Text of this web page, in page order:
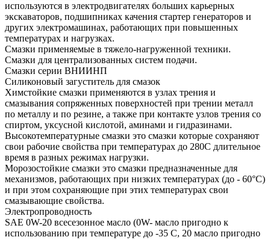
используются в электродвигателях больших карьерных
экскаваторов, подшипниках качения стартер генераторов и
других электромашинах, работающих при повышенных
температурах и нагрузках.
Смазки применяемые в тяжело-нагруженной техники.
Смазки для централизованных систем подачи.
Смазки серии ВНИИНП
Силиконовый загуститель для смазок
Химстойкие смазки применяются в узлах трения и
смазывания сопряженных поверхностей при трении металл
по металлу и по резине, а также при контакте узлов трения со
спиртом, уксусной кислотой, аминами и гидразинами.
Высокотемпературные смазки это смазки которые сохраняют
свои рабочие свойства при температурах до 280С длительное
время в разных режимах нагрузки.
Морозостойкие смазки это смазки предназначенные для
механизмов, работающих при низких температурах (до - 60°С)
и при этом сохраняющие при этих температурах свои
смазывающие свойства.
Электропроводность
SAE 0W-20 всесезонное масло (0W- масло пригодно к
использованию при температуре до -35 С, 20 масло пригодно